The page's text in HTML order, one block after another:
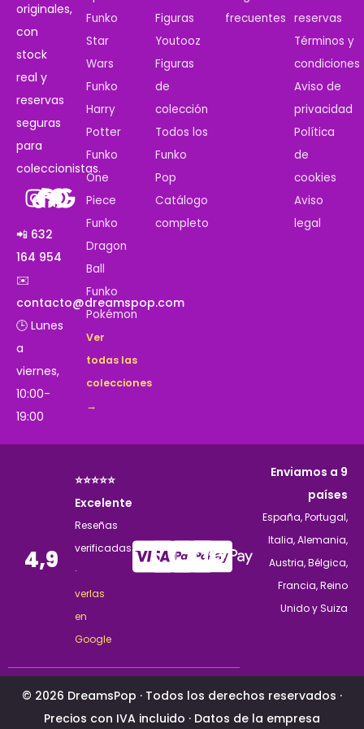
originales,
con
stock
real y
reservas
seguras
para
coleccionistas.
📲 632
164 954
✉️
contacto@dreamspop.com
🕒 Lunes
a
viernes,
10:00-
19:00
Funko
Star
Wars
Funko
Harry
Potter
Funko
One
Piece
Funko
Dragon
Ball
Funko
Pokémon
Ver
todas las
colecciones
→
Figuras
Youtooz
Figuras
de
colección
Todos los
Funko
Pop
Catálogo
completo
frecuentes reservas
Términos y
condiciones
Aviso de
privacidad
Política
de
cookies
Aviso
legal
4,9
⭐⭐⭐⭐⭐
Excelente
Reseñas
verificadas
·
verlas
en
Google
Enviamos a 9
países
España, Portugal,
Italia, Alemania,
Austria, Bélgica,
Francia, Reino
Unido y Suiza
© 2026 DreamsPop · Todos los derechos reservados ·
Precios con IVA incluido · Datos de la empresa